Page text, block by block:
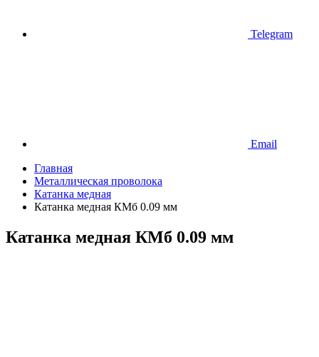
Telegram
Email
Главная
Металлическая проволока
Катанка медная
Катанка медная КМб 0.09 мм
Катанка медная КМб 0.09 мм